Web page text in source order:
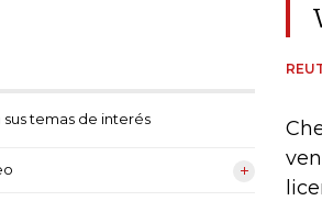
temas de interés